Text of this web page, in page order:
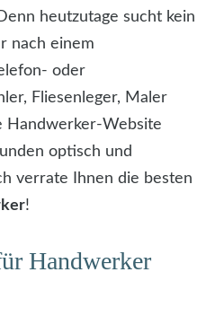
heutzutage sucht kein
nach einem
oder
Fliesenleger, Maler
Handwerker-Website
optisch und
verrate Ihnen die besten
!
Handwerker